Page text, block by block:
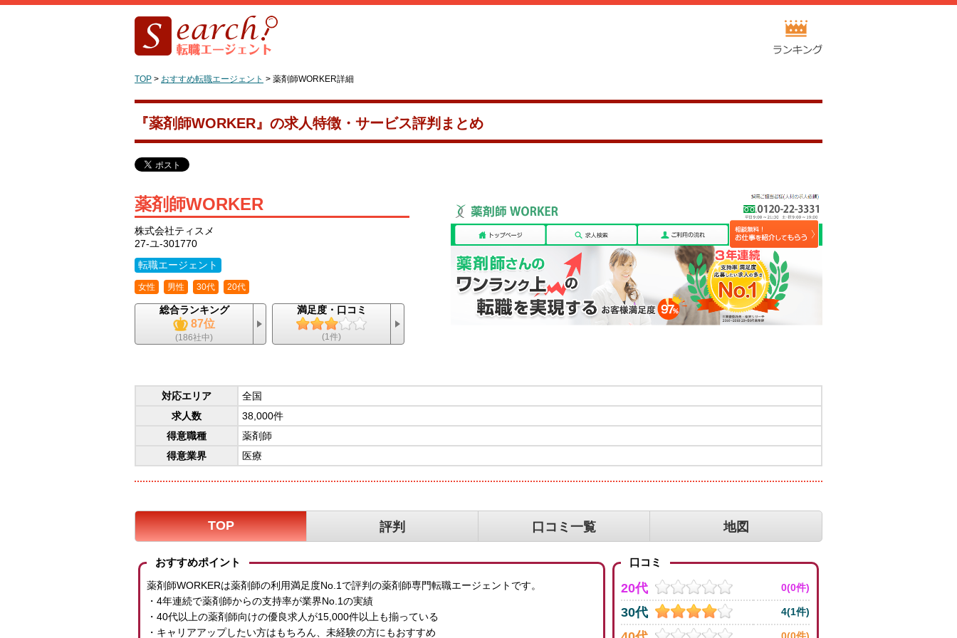
TOP > おすすめ転職エージェント > 薬剤師WORKER詳細
『薬剤師WORKER』の求人特徴・サービス評判まとめ
薬剤師WORKER
株式会社ティスメ
27-ユ-301770
転職エージェント
女性 男性 30代 20代
総合ランキング
87位
(186社中)
満足度・口コミ
(1件)
対応エリア
全国
求人数
38,000件
得意職種
薬剤師
得意業界
医療
TOP 評判 口コミ一覧 地図
おすすめポイント
薬剤師WORKERは薬剤師の利用満足度No.1で評判の薬剤師専門転職エージェントです。
・4年連続で薬剤師からの支持率が業界No.1の実績
・40代以上の薬剤師向けの優良求人が15,000件以上も揃っている
・キャリアアップしたい方はもちろん、未経験の方にもおすすめ
口コミ
20代 0(0件)
30代 4(1件)
0(0件)